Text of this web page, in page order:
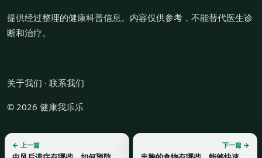
← 上一篇 下一篇 →
提供经过整理的健康科普信息。内容仅供参考，不能替代医生诊
断和治疗。
关于我们 · 联系我们
© 2026 健康我乐乐